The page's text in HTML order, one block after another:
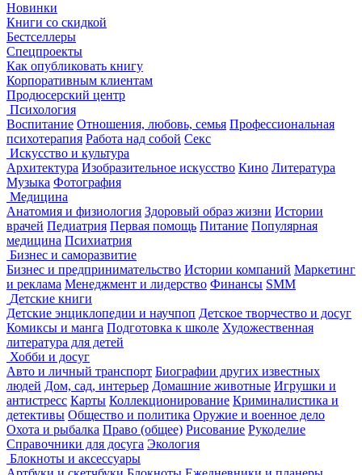
Новинки
Книги со скидкой
Бестселлеры
Спецпроекты
Как опубликовать книгу
Корпоративным клиентам
Продюсерский центр
Психология
Воспитание Отношения, любовь, семья Профессиональная
психотерапия Работа над собой Секс
Искусство и культура
Архитектура Изобразительное искусство Кино Литература
Музыка Фотография
Медицина
Анатомия и физиология Здоровый образ жизни Истории
врачей Педиатрия Первая помощь Питание Популярная
медицина Психиатрия
Бизнес и саморазвитие
Бизнес и предпринимательство Истории компаний Маркетинг
и реклама Менеджмент и лидерство Финансы SMM
Детские книги
Детские энциклопедии и научпоп Детское творчество и досуг
Комиксы и манга Подготовка к школе Художественная
литература для детей
Хобби и досуг
Авто и личный транспорт Биографии других известных
людей Дом, сад, интерьер Домашние животные Игрушки и
антистресс Карты Коллекционирование Криминалистика и
детективы Общество и политика Оружие и военное дело
Охота и рыбалка Право (общее) Рисование Рукоделие
Справочники для досуга Экология
Блокноты и аксессуары